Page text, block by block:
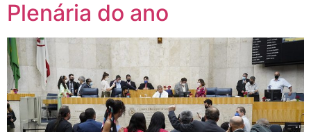
Plenária do ano